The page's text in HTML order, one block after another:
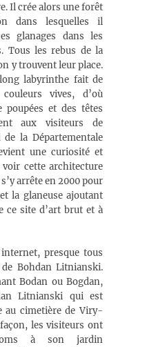
Il crée alors une forêt
dans lesquelles il
glanages dans les
Tous les rebus de la
y trouvent leur place.
labyrinthe fait de
vives, d’où
poupées et des têtes
aux visiteurs de
de la Départementale
une curiosité et
cette architecture
arrête en 2000 pour
la glaneuse ajoutant
ce site d’art brut et à
presque tous
Bohdan Litnianski.
Bodan ou Bogdan,
Litnianski qui est
au cimetière de Viry-
les visiteurs ont
à son jardin